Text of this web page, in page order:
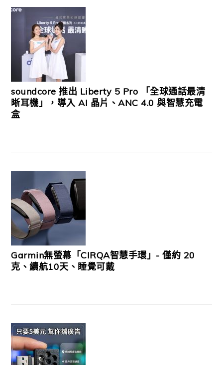
soundcore 推出 Liberty 5 Pro 「全球通話最清
晰耳機」，導入 AI 晶片、ANC 4.0 與智慧充電
盒
Garmin無螢幕「CIRQA智慧手環」- 僅約 20
克、續航10天、睡覺可戴